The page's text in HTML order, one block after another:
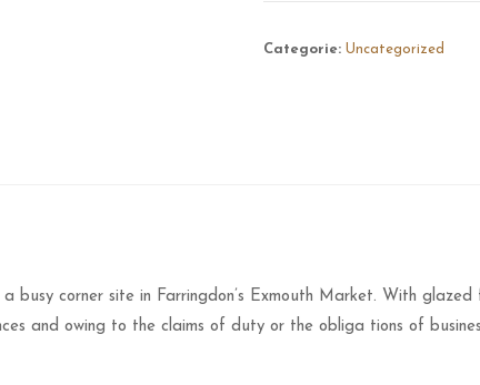
Categorie:Uncategorized
corner site in Farringdon’s Exmouth Market. With
and owing to the claims of duty or the obliga tions of